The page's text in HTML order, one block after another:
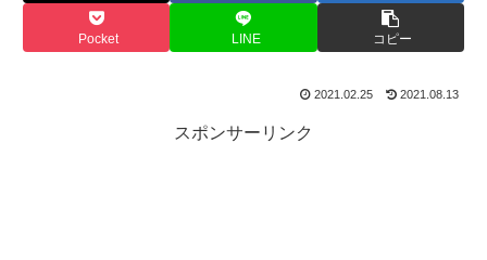
Pocket LINE コピー
2021.02.25 2021.08.13
スポンサーリンク